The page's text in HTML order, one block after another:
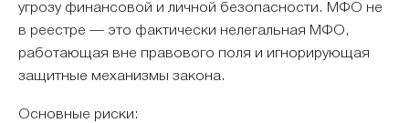
угрозу финансовой и личной безопасности. МФО не
в реестре — это фактически нелегальная МФО,
работающая вне правового поля и игнорирующая
защитные механизмы закона.
Основные риски: